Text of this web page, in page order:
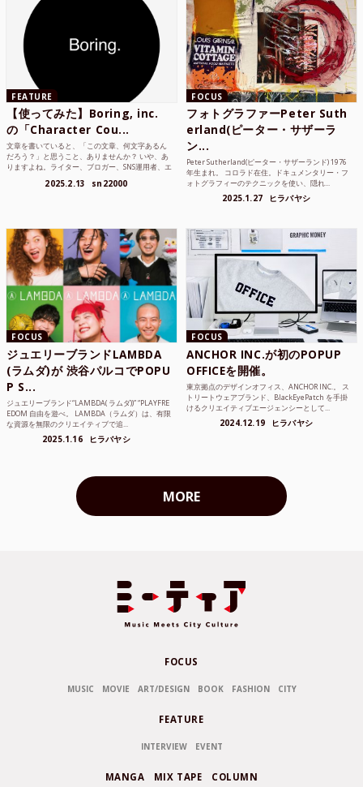
FEATURE
【使ってみた】Boring, inc.
の「Character Cou...
文章を書いていると、「この文章、何文字あるん
だろう？」と思うこと、ありませんか？ いや、あ
りますよね。ライター、ブロガー、SNS運用者、エ
2025.2.13 sn22000
FOCUS
フォトグラファーPeter Suth
erland(ピーター・サザーラ
ン...
Peter Sutherland(ピーター・サザーランド) 1976
年生まれ。 コロラド在住。ドキュメンタリー・フ
ォトグラフィーのテクニックを使い、隠れ...
2025.1.27 ヒラバヤシ
FOCUS
ジュエリーブランドLAMBDA
(ラムダ)が 渋谷パルコでPOPU
P S...
ジュエリーブランド“LAMBDA( ラムダ))” “PLAYFRE
EDOM 自由を遊べ。 LAMBDA（ラムダ）は、有限
な資源を無限のクリエイティブで追...
2025.1.16 ヒラバヤシ
FOCUS
ANCHOR INC.が初のPOPUP
OFFICEを開催。
東京拠点のデザインオフィス、ANCHOR INC.。 ス
トリートウェアブランド、BlackEyePatch を手掛
けるクリエイティブエージェンシーとして...
2024.12.19 ヒラバヤシ
MORE
FOCUS
MUSIC MOVIE ART/DESIGN BOOK FASHION CITY
FEATURE
INTERVIEW EVENT
MANGA MIX TAPE COLUMN